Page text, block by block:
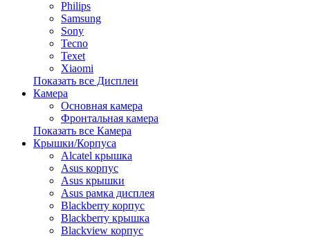
Philips
Samsung
Sony
Tecno
Texet
Xiaomi
Показать все Дисплеи
Камера
Основная камера
Фронтальная камера
Показать все Камера
Крышки/Корпуса
Alcatel крышка
Asus корпус
Asus крышки
Asus рамка дисплея
Blackberry корпус
Blackberry крышка
Blackview корпус